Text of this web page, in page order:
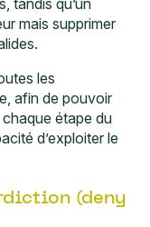
tandis qu’un
mais supprimer
les
afin de pouvoir
étape du
d’exploiter le
(deny